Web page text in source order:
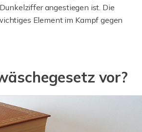
angestiegen ist. Die
Element im Kampf gegen
vor?